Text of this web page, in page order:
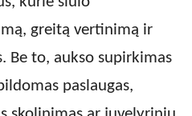
greitą vertinimą ir
Be to, aukso supirkimas
paslaugas,